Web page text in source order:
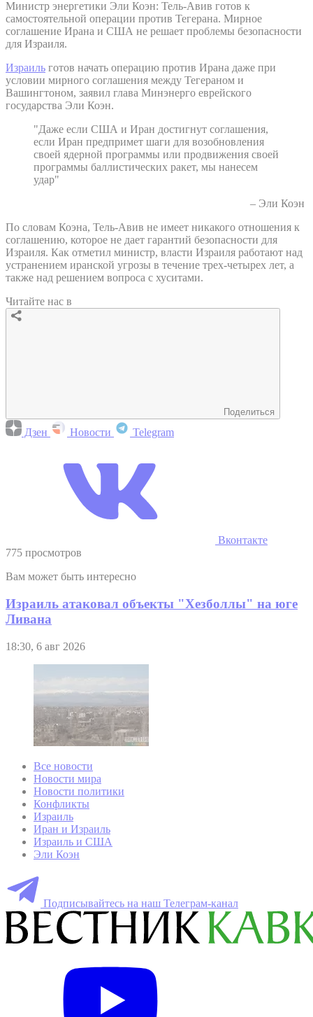
Министр энергетики Эли Коэн: Тель-Авив готов к
самостоятельной операции против Тегерана. Мирное
соглашение Ирана и США не решает проблемы безопасности
для Израиля.
Израиль готов начать операцию против Ирана даже при
условии мирного соглашения между Тегераном и
Вашингтоном, заявил глава Минэнерго еврейского
государства Эли Коэн.
"Даже если США и Иран достигнут соглашения,
если Иран предпримет шаги для возобновления
своей ядерной программы или продвижения своей
программы баллистических ракет, мы нанесем
удар"
– Эли Коэн
По словам Коэна, Тель-Авив не имеет никакого отношения к
соглашению, которое не дает гарантий безопасности для
Израиля. Как отметил министр, власти Израиля работают над
устранением иранской угрозы в течение трех-четырех лет, а
также над решением вопроса с хуситами.
Читайте нас в
Поделиться
Дзен Новости Telegram
Вконтакте
775 просмотров
Вам может быть интересно
Израиль атаковал объекты "Хезболлы" на юге
Ливана
18:30, 6 авг 2026
Все новости
Новости мира
Новости политики
Конфликты
Израиль
Иран и Израиль
Израиль и США
Эли Коэн
Подписывайтесь на наш Телеграм-канал